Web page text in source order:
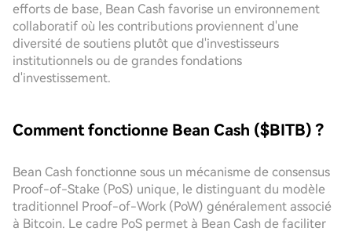
efforts de base, Bean Cash favorise un environnement
collaboratif où les contributions proviennent d'une
diversité de soutiens plutôt que d'investisseurs
institutionnels ou de grandes fondations
d'investissement.
Comment fonctionne Bean Cash ($BITB) ?
Bean Cash fonctionne sous un mécanisme de consensus
Proof-of-Stake (PoS) unique, le distinguant du modèle
traditionnel Proof-of-Work (PoW) généralement associé
à Bitcoin. Le cadre PoS permet à Bean Cash de faciliter